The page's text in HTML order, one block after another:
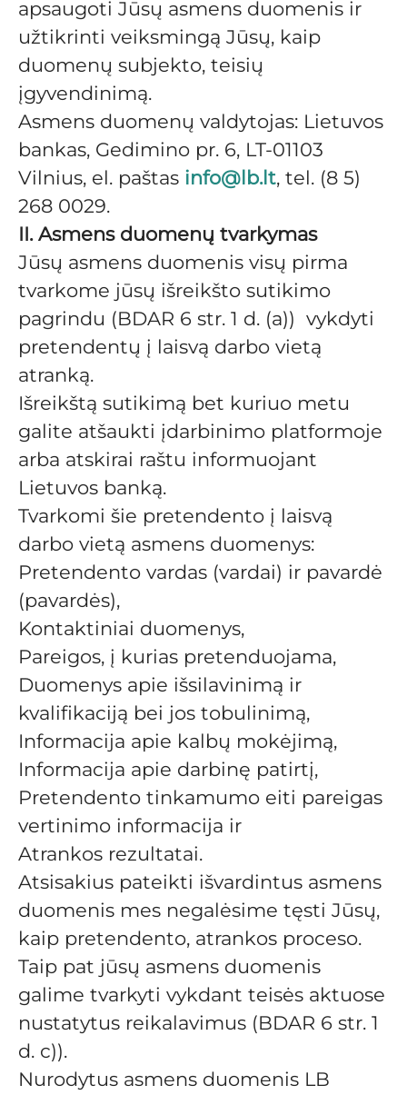
apsaugoti Jūsų asmens duomenis ir
užtikrinti veiksmingą Jūsų, kaip
duomenų subjekto, teisių
įgyvendinimą.
Asmens duomenų valdytojas: Lietuvos
bankas, Gedimino pr. 6, LT-01103
Vilnius, el. paštas info@lb.lt, tel. (8 5)
268 0029.
II. Asmens duomenų tvarkymas
Jūsų asmens duomenis visų pirma
tvarkome jūsų išreikšto sutikimo
pagrindu (BDAR 6 str. 1 d. (a)) vykdyti
pretendentų į laisvą darbo vietą
atranką.
Išreikštą sutikimą bet kuriuo metu
galite atšaukti įdarbinimo platformoje
arba atskirai raštu informuojant
Lietuvos banką.
Tvarkomi šie pretendento į laisvą
darbo vietą asmens duomenys:
Pretendento vardas (vardai) ir pavardė
(pavardės),
Kontaktiniai duomenys,
Pareigos, į kurias pretenduojama,
Duomenys apie išsilavinimą ir
kvalifikaciją bei jos tobulinimą,
Informacija apie kalbų mokėjimą,
Informacija apie darbinę patirtį,
Pretendento tinkamumo eiti pareigas
vertinimo informacija ir
Atrankos rezultatai.
Atsisakius pateikti išvardintus asmens
duomenis mes negalėsime tęsti Jūsų,
kaip pretendento, atrankos proceso.
Taip pat jūsų asmens duomenis
galime tvarkyti vykdant teisės aktuose
nustatytus reikalavimus (BDAR 6 str. 1
d. c)).
Nurodytus asmens duomenis LB